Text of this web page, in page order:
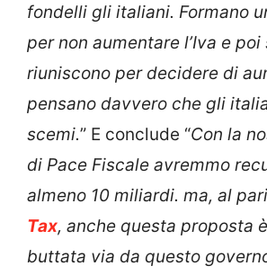
fondelli gli italiani. Formano
per non aumentare l’Iva e
riuniscono per decidere di
pensano davvero che gli
scemi.” E conclude “Con la
di Pace Fiscale avremmo
almeno 10 miliardi. ma, al
Tax, anche questa proposta
buttata via da questo